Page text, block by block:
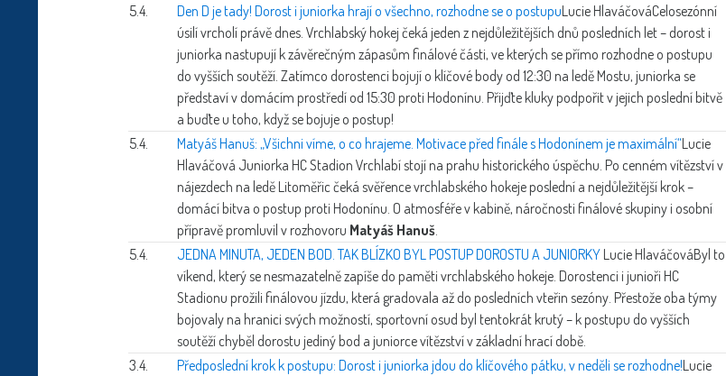
5.4.
Den D je tady! Dorost i juniorka hrají o všechno, rozhodne se o postupuLucie HlaváčováCelosezónní
úsilí vrcholí právě dnes. Vrchlabský hokej čeká jeden z nejdůležitějších dnů posledních let – dorost i
juniorka nastupují k závěrečným zápasům finálové části, ve kterých se přímo rozhodne o postupu
do vyšších soutěží. Zatímco dorostenci bojují o klíčové body od 12:30 na ledě Mostu, juniorka se
představí v domácím prostředí od 15:30 proti Hodonínu. Přijďte kluky podpořit v jejich poslední bitvě
a buďte u toho, když se bojuje o postup!
5.4.
Matyáš Hanuš: „Všichni víme, o co hrajeme. Motivace před finále s Hodonínem je maximální“Lucie
Hlaváčová Juniorka HC Stadion Vrchlabí stojí na prahu historického úspěchu. Po cenném vítězství v
nájezdech na ledě Litoměřic čeká svěřence vrchlabského hokeje poslední a nejdůležitější krok –
domácí bitva o postup proti Hodonínu. O atmosféře v kabině, náročnosti finálové skupiny i osobní
přípravě promluvil v rozhovoru Matyáš Hanuš
5.4.
JEDNA MINUTA, JEDEN BOD. TAK BLÍZKO BYL POSTUP DOROSTU A JUNIORKY Lucie HlaváčováByl to
víkend, který se nesmazatelně zapíše do paměti vrchlabského hokeje. Dorostenci i junioři HC
Stadionu prožili finálovou jízdu, která gradovala až do posledních vteřin sezóny. Přestože oba týmy
bojovaly na hranici svých možností, sportovní osud byl tentokrát krutý – k postupu do vyšších
soutěží chyběl dorostu jediný bod a juniorce vítězství v základní hrací době.
3.4.
Předposlední krok k postupu: Dorost i juniorka jdou do klíčového pátku, v neděli se rozhodne!Lucie